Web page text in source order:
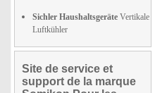
Sichler Haushaltsgeräte Vertikale
Luftkühler
Site de service et
support de la marque